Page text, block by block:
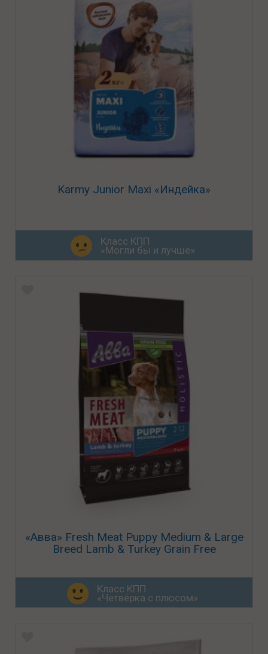
Karmy Junior Maxi «Индейка»
Класс КПП
«Могли бы и лучше»
«Авва» Fresh Meat Puppy Medium & Large
Breed Lamb & Turkey Grain Free
Класс КПП
«Четвёрка с плюсом»